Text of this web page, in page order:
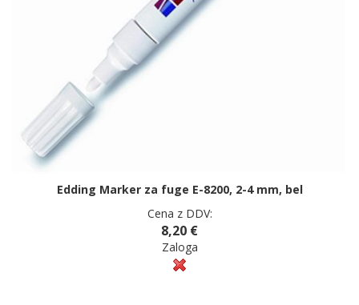
Edding Marker za fuge E-8200, 2-4 mm, bel
Cena z DDV:
8,20 €
Zaloga